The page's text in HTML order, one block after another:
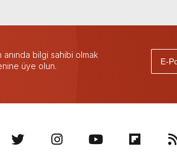
bilgi sahibi olmak
üye olun.